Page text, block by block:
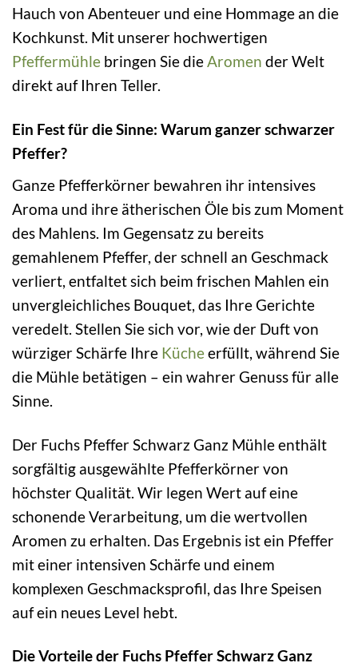
Hauch von Abenteuer und eine Hommage an die
Kochkunst. Mit unserer hochwertigen
Pfeffermühle bringen Sie dieAromen der Welt
direkt auf Ihren Teller.
Ein Fest für die Sinne: Warum ganzer schwarzer
Pfeffer?
Ganze Pfefferkörner bewahren ihr intensives
Aroma und ihre ätherischen Öle bis zum Moment
des Mahlens. Im Gegensatz zu bereits
gemahlenem Pfeffer, der schnell an Geschmack
verliert, entfaltet sich beim frischen Mahlen ein
unvergleichliches Bouquet, das Ihre Gerichte
veredelt. Stellen Sie sich vor, wie der Duft von
würziger Schärfe Ihre Kücheerfüllt, während Sie
die Mühle betätigen – ein wahrer Genuss für alle
Sinne.
Der Fuchs Pfeffer Schwarz Ganz Mühle enthält
sorgfältig ausgewählte Pfefferkörner von
höchster Qualität. Wir legen Wert auf eine
schonende Verarbeitung, um die wertvollen
Aromen zu erhalten. Das Ergebnis ist ein Pfeffer
mit einer intensiven Schärfe und einem
komplexen Geschmacksprofil, das Ihre Speisen
auf ein neues Level hebt.
Die Vorteile der Fuchs Pfeffer Schwarz Ganz